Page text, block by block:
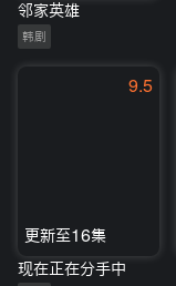
邻家英雄
韩剧
9.5
更新至16集
现在正在分手中